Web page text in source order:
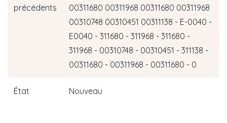
précédents
00311680 00311968 00311680 00311968
00310748 00310451 00311138 - E-0040 -
E0040 - 311680 - 311968 - 311680 -
311968 - 00310748 - 00310451 - 311138 -
00311680 - 00311968 - 00311680 - 0
État Nouveau